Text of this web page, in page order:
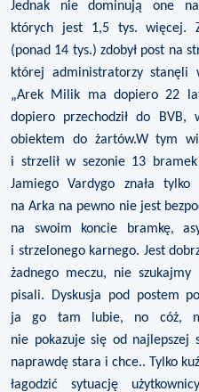
Jednak nie dominują one
których jest 1,5 tys. więcej.
(ponad 14 tys.) zdobył post na
której administratorzy stanęli
„Arek Milik ma dopiero 22
dopiero przechodził do
obiektem do żartów.W tym
i strzelił w sezonie 13
Jamiego Vardygo znała
na Arka na pewno nie jest
na swoim koncie bramkę,
i strzelonego karnego. Jest
żadnego meczu, nie
pisali. Dyskusja pod postem
ja go tam lubie, no cóż,
nie pokazuje się od najlepszej
naprawdę stara i chce.. Tylko
łagodzić sytuację